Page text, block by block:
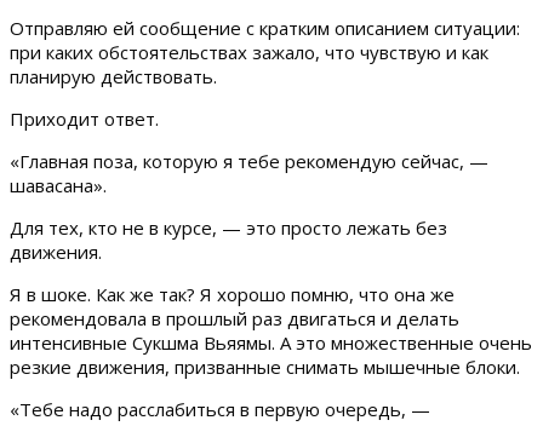
Отправляю ей сообщение с кратким описанием ситуации:
при каких обстоятельствах зажало, что чувствую и как
планирую действовать.
Приходит ответ.
«Главная поза, которую я тебе рекомендую сейчас, —
шавасана».
Для тех, кто не в курсе, — это просто лежать без
движения.
Я в шоке. Как же так? Я хорошо помню, что она же
рекомендовала в прошлый раз двигаться и делать
интенсивные Сукшма Вьяямы. А это множественные очень
резкие движения, призванные снимать мышечные блоки.
«Тебе надо расслабиться в первую очередь, —